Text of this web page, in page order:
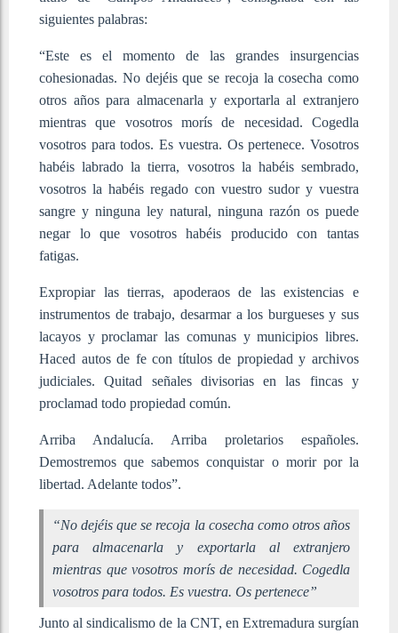
siguientes palabras:
“Este es el momento de las grandes insurgencias
cohesionadas. No dejéis que se recoja la cosecha como
otros años para almacenarla y exportarla al extranjero
mientras que vosotros morís de necesidad. Cogedla
vosotros para todos. Es vuestra. Os pertenece. Vosotros
habéis labrado la tierra, vosotros la habéis sembrado,
vosotros la habéis regado con vuestro sudor y vuestra
sangre y ninguna ley natural, ninguna razón os puede
negar lo que vosotros habéis producido con tantas
fatigas.
Expropiar las tierras, apoderaos de las existencias e
instrumentos de trabajo, desarmar a los burgueses y sus
lacayos y proclamar las comunas y municipios libres.
Haced autos de fe con títulos de propiedad y archivos
judiciales. Quitad señales divisorias en las fincas y
proclamad todo propiedad común.
Arriba Andalucía. Arriba proletarios españoles.
Demostremos que sabemos conquistar o morir por la
libertad. Adelante todos”.
“No dejéis que se recoja la cosecha como otros años
para almacenarla y exportarla al extranjero
mientras que vosotros morís de necesidad. Cogedla
vosotros para todos. Es vuestra. Os pertenece”
Junto al sindicalismo de la CNT, en Extremadura surgían